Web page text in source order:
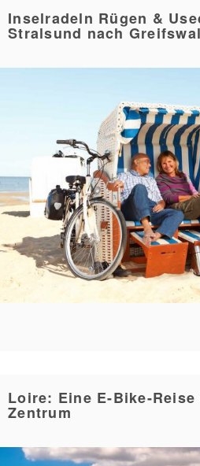
Inselradeln Rügen &
Stralsund nach
Loire: Eine E-Bike-
Zentrum